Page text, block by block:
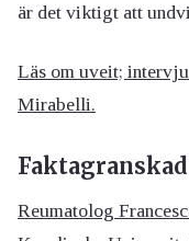
är det viktigt att
Läs om uveit;
Mirabelli.
Faktagranskad
Reumatolog